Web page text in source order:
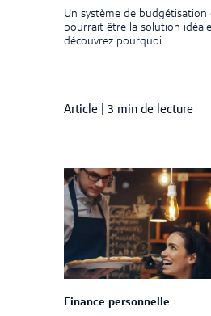
Un système de budgétisation
pourrait être la solution
découvrez pourquoi.
Article 3 min de lecture
Finance personnelle